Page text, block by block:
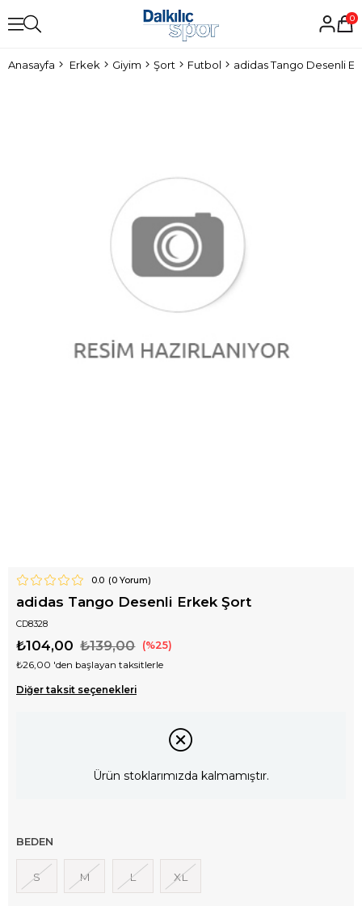
0
Anasayfa Erkek Giyim Şort Futbol adidas Tango Desenli
0.0 (0Yorum)
adidas Tango Desenli Erkek Şort
CD8328
₺139,00
₺104,00 25
₺26,00 'den başlayan taksitlerle
Diğer taksit seçenekleri
Ürün stoklarımızda kalmamıştır.
BEDEN
S M L XL